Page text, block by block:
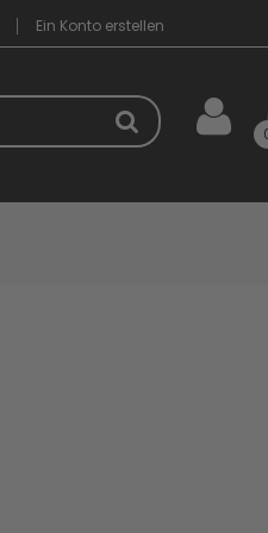
Ein Konto erstellen